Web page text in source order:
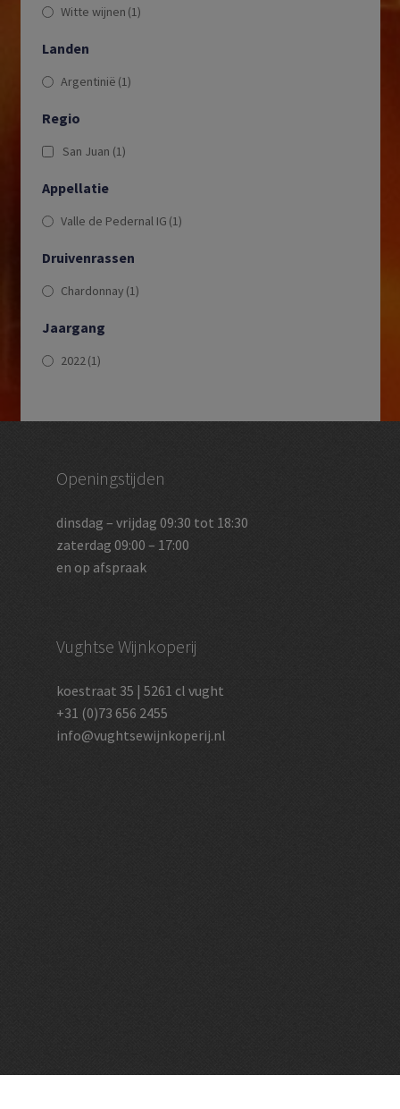
Witte wijnen (1)
Landen
Argentinië (1)
Regio
San Juan (1)
Appellatie
Valle de Pedernal IG (1)
Druivenrassen
Chardonnay (1)
Jaargang
2022(1)
Openingstijden
dinsdag – vrijdag 09:30 tot 18:30
zaterdag 09:00 – 17:00
en op afspraak
Vughtse Wijnkoperij
koestraat 35 | 5261 cl vught
+31 (0)73 656 2455
info@vughtsewijnkoperij.nl